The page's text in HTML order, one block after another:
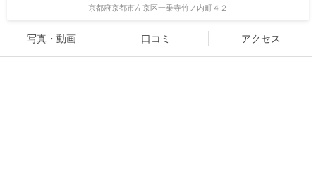
京都府京都市左京区一乗寺竹ノ内町４２
写真・動画 口コミ アクセス